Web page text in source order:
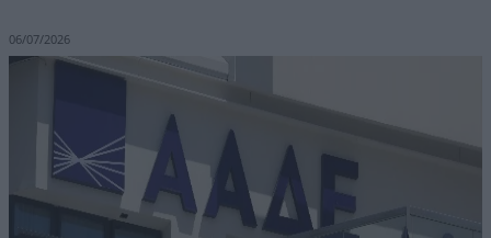
06/07/2026